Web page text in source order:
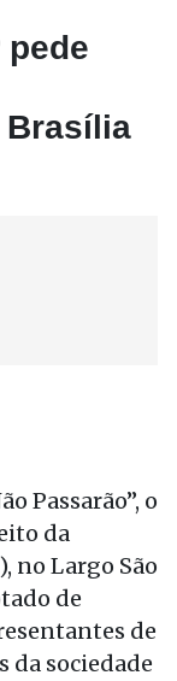
pede
Brasília
Passarão”, o
da
no Largo São
de
de
da sociedade